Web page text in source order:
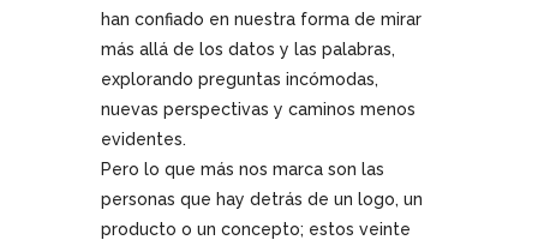
han confiado en nuestra forma de mirar
más allá de los datos y las palabras,
explorando preguntas incómodas,
nuevas perspectivas y caminos menos
evidentes.
Pero lo que más nos marca son las
personas que hay detrás de un logo, un
producto o un concepto; estos veinte